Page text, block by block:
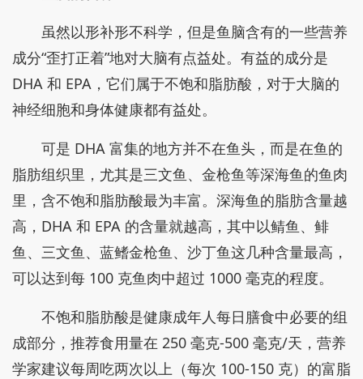
虽然以形补形不科学，但是鱼脑含有的一些营养
成分“歪打正着”地对大脑有点益处。有益的成分是
DHA 和 EPA，它们属于不饱和脂肪酸，对于大脑的
神经细胞和身体健康都有益处。
可是 DHA 富集的地方并不在鱼头，而是在鱼的
脂肪组织里，尤其是三文鱼、金枪鱼等深海鱼的鱼肉
里，含不饱和脂肪酸最为丰富。深海鱼的脂肪含量越
高，DHA 和 EPA 的含量就越高，其中以鲭鱼、鲱
鱼、三文鱼、蓝鳍金枪鱼、沙丁鱼这几种含量最高，
可以达到每 100 克鱼肉中超过 1000 毫克的程度。
不饱和脂肪酸是健康成年人每日膳食中必要的组
成部分，推荐食用量在 250 毫克-500 毫克/天，营养
学家建议每周吃两次以上（每次 100-150 克）的富脂